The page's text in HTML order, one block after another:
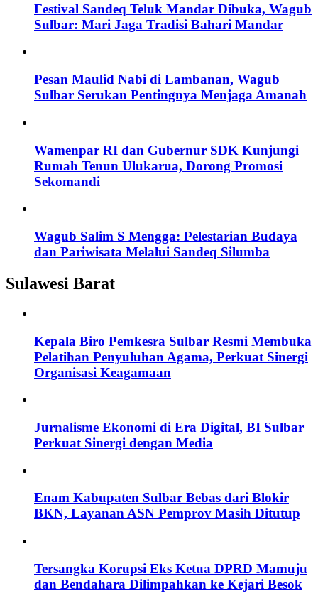
Festival Sandeq Teluk Mandar Dibuka, Wagub
Sulbar: Mari Jaga Tradisi Bahari Mandar
Pesan Maulid Nabi di Lambanan, Wagub
Sulbar Serukan Pentingnya Menjaga Amanah
Wamenpar RI dan Gubernur SDK Kunjungi
Rumah Tenun Ulukarua, Dorong Promosi
Sekomandi
Wagub Salim S Mengga: Pelestarian Budaya
dan Pariwisata Melalui Sandeq Silumba
Sulawesi Barat
Kepala Biro Pemkesra Sulbar Resmi Membuka
Pelatihan Penyuluhan Agama, Perkuat Sinergi
Organisasi Keagamaan
Jurnalisme Ekonomi di Era Digital, BI Sulbar
Perkuat Sinergi dengan Media
Enam Kabupaten Sulbar Bebas dari Blokir
BKN, Layanan ASN Pemprov Masih Ditutup
Tersangka Korupsi Eks Ketua DPRD Mamuju
dan Bendahara Dilimpahkan ke Kejari Besok